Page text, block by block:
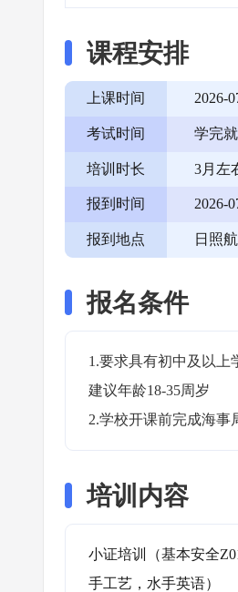
课程安排
上课时间 2026-
考试时间 学完
培训时长 3月左
报到时间 2026-
报到地点 日照
报名条件
1.要求具有初中及以上
建议年龄18-35周岁
2.学校开课前完成海事
培训内容
小证培训（基本安全
手工艺，水手英语）